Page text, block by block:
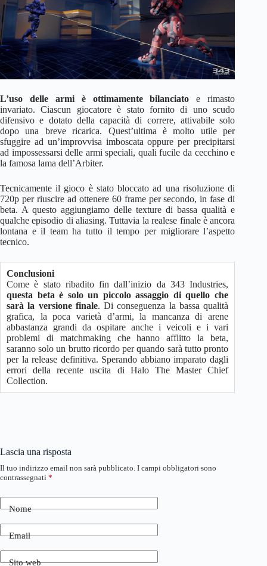
L’uso delle armi è ottimamente bilanciato e rimasto
invariato. Ciascun giocatore è stato fornito di uno scudo
difensivo e dotato della capacità di correre, attivabile solo
dopo una breve ricarica. Quest’ultima è molto utile per
sfuggire ad un’improvvisa imboscata oppure per precipitarsi
ad impossessarsi delle armi speciali, quali fucile da cecchino e
la famosa lama dell’Arbiter.
Tecnicamente il gioco è stato bloccato ad una risoluzione di
720p per riuscire ad ottenere 60 frame per secondo, in fase di
beta. A questo aggiungiamo delle texture di bassa qualità e
qualche episodio di aliasing. Tuttavia la realese finale è ancora
lontana e il team ha tutto il tempo per migliorare l’aspetto
tecnico.
Conclusioni
Come è stato ribadito fin dall’inizio da 343 Industries,
questa beta è solo un piccolo assaggio di quello che
sarà la versione finale. Di conseguenza la bassa qualità
grafica, la poca varietà d’armi, la mancanza di arene
abbastanza grandi da ospitare anche i veicoli e i vari
problemi di matchmaking che hanno afflitto la beta,
saranno solo un brutto ricordo per quando sarà tutto pronto
per la release definitiva. Sperando abbiano imparato dagli
errori della recente uscita di Halo The Master Chief
Collection.
Lascia una risposta
Il tuo indirizzo email non sarà pubblicato. I campi obbligatori sono
contrassegnati *
Nome
Email
Sito web